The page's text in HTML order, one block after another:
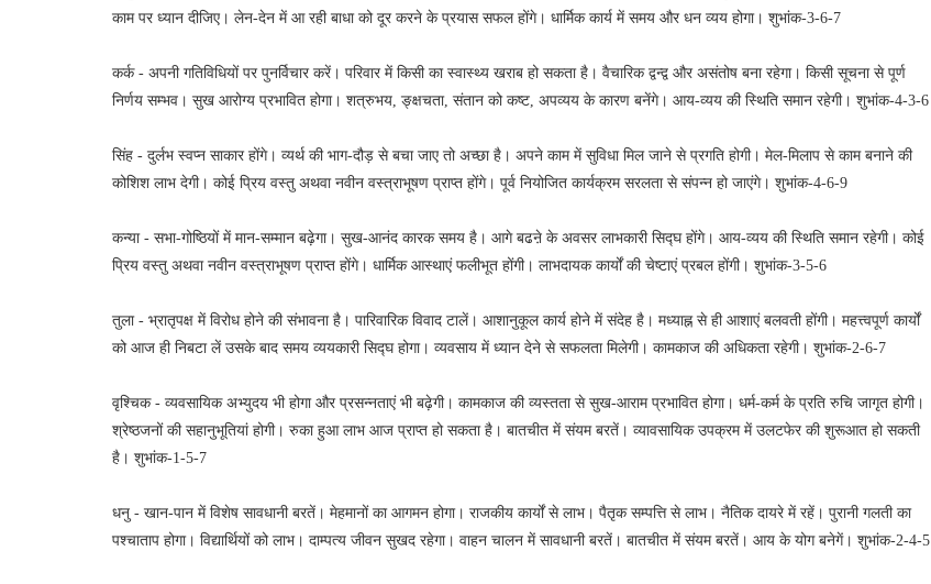
काम पर ध्यान दीजिए। लेन-देन में आ रही बाधा को दूर करने के प्रयास सफल होंगे। धार्मिक कार्य में समय और धन व्यय होगा। शुभांक-3-6-7
कर्क - अपनी गतिविधियों पर पुनर्विचार करें। परिवार में किसी का स्वास्थ्य खराब हो सकता है। वैचारिक द्वन्द्व और असंतोष बना रहेगा। किसी सूचना से पूर्ण
निर्णय सम्भव। सुख आरोग्य प्रभावित होगा। शत्रुभय, ङ्क्षचता, संतान को कष्ट, अपव्यय के कारण बनेंगे। आय-व्यय की स्थिति समान रहेगी। शुभांक-4-3-6
सिंह - दुर्लभ स्वप्न साकार होंगे। व्यर्थ की भाग-दौड़ से बचा जाए तो अच्छा है। अपने काम में सुविधा मिल जाने से प्रगति होगी। मेल-मिलाप से काम बनाने की
कोशिश लाभ देगी। कोई प्रिय वस्तु अथवा नवीन वस्त्राभूषण प्राप्त होंगे। पूर्व नियोजित कार्यक्रम सरलता से संपन्न हो जाएंगे। शुभांक-4-6-9
कन्या - सभा-गोष्ठियों में मान-सम्मान बढ़ेगा। सुख-आनंद कारक समय है। आगे बढऩे के अवसर लाभकारी सिद्घ होंगे। आय-व्यय की स्थिति समान रहेगी। कोई
प्रिय वस्तु अथवा नवीन वस्त्राभूषण प्राप्त होंगे। धार्मिक आस्थाएं फलीभूत होंगी। लाभदायक कार्यों की चेष्टाएं प्रबल होंगी। शुभांक-3-5-6
तुला - भ्रातृपक्ष में विरोध होने की संभावना है। पारिवारिक विवाद टालें। आशानुकूल कार्य होने में संदेह है। मध्याह्न से ही आशाएं बलवती होंगी। महत्त्वपूर्ण कार्यों
को आज ही निबटा लें उसके बाद समय व्ययकारी सिद्घ होगा। व्यवसाय में ध्यान देने से सफलता मिलेगी। कामकाज की अधिकता रहेगी। शुभांक-2-6-7
वृश्चिक - व्यवसायिक अभ्युदय भी होगा और प्रसन्नताएं भी बढ़ेगी। कामकाज की व्यस्तता से सुख-आराम प्रभावित होगा। धर्म-कर्म के प्रति रुचि जागृत होगी।
श्रेष्ठजनों की सहानुभूतियां होगी। रुका हुआ लाभ आज प्राप्त हो सकता है। बातचीत में संयम बरतें। व्यावसायिक उपक्रम में उलटफेर की शुरूआत हो सकती
है। शुभांक-1-5-7
धनु - खान-पान में विशेष सावधानी बरतें। मेहमानों का आगमन होगा। राजकीय कार्यों से लाभ। पैतृक सम्पत्ति से लाभ। नैतिक दायरे में रहें। पुरानी गलती का
पश्चाताप होगा। विद्यार्थियों को लाभ। दाम्पत्य जीवन सुखद रहेगा। वाहन चालन में सावधानी बरतें। बातचीत में संयम बरतें। आय के योग बनेगें। शुभांक-2-4-5